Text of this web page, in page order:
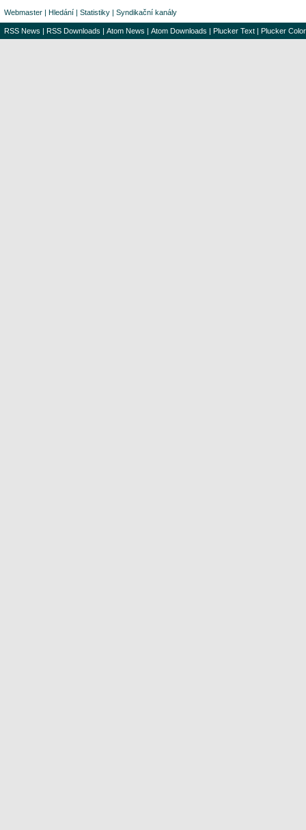
Webmaster | Hledání | Statistiky | Syndikační kanály
RSS News | RSS Downloads | Atom News | Atom Downloads | Plucker Text | Plucker Color